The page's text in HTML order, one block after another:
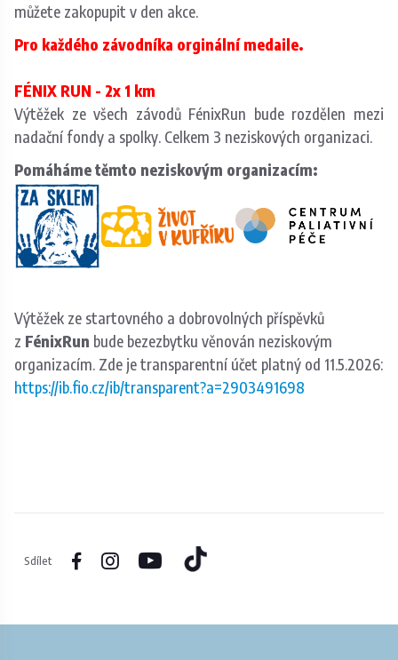
můžete zakopupit v den akce.
Pro každého závodníka orginální medaile.
FÉNIX RUN - 2x 1 km
Výtěžek ze všech závodů FénixRun bude rozdělen mezi
nadační fondy a spolky. Celkem 3 neziskových organizaci.
Pomáháme těmto neziskovým organizacím:
Výtěžek ze startovného a dobrovolných příspěvků
z FénixRun bude bezezbytku věnován neziskovým
organizacím. Zde je transparentní účet platný od 11.5.2026:
https://ib.fio.cz/ib/transparent?a=2903491698
Sdílet